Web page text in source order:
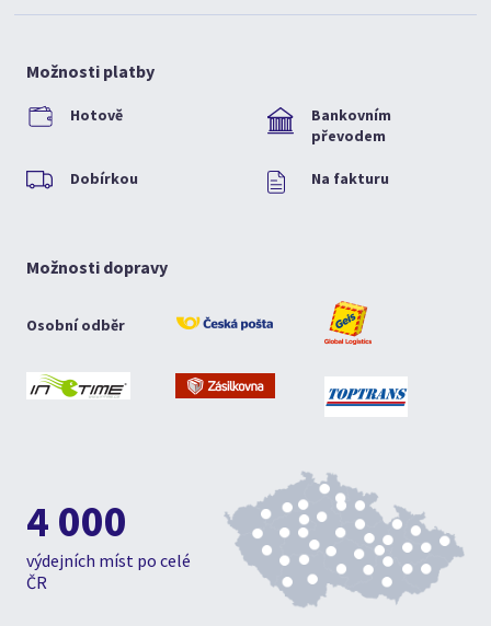
Možnosti platby
Hotově
Bankovním
převodem
Dobírkou Na fakturu
Možnosti dopravy
Osobní odběr
4 000
výdejních míst po celé
ČR